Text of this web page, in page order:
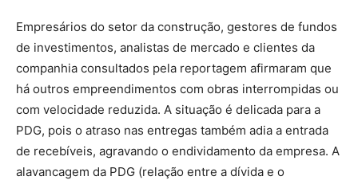
Empresários do setor da construção, gestores de fundos
de investimentos, analistas de mercado e clientes da
companhia consultados pela reportagem afirmaram que
há outros empreendimentos com obras interrompidas ou
com velocidade reduzida. A situação é delicada para a
PDG, pois o atraso nas entregas também adia a entrada
de recebíveis, agravando o endividamento da empresa. A
alavancagem da PDG (relação entre a dívida e o